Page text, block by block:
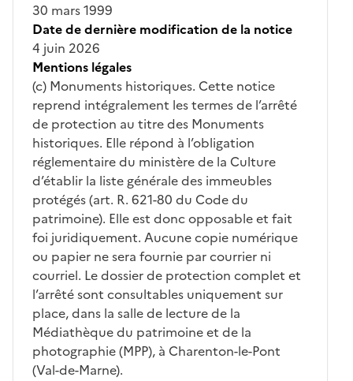
30 mars 1999
Date de dernière modification de la notice
4 juin 2026
Mentions légales
(c) Monuments historiques. Cette notice
reprend intégralement les termes de l’arrêté
de protection au titre des Monuments
historiques. Elle répond à l’obligation
réglementaire du ministère de la Culture
d’établir la liste générale des immeubles
protégés (art. R. 621-80 du Code du
patrimoine). Elle est donc opposable et fait
foi juridiquement. Aucune copie numérique
ou papier ne sera fournie par courrier ni
courriel. Le dossier de protection complet et
l’arrêté sont consultables uniquement sur
place, dans la salle de lecture de la
Médiathèque du patrimoine et de la
photographie (MPP), à Charenton-le-Pont
(Val-de-Marne).